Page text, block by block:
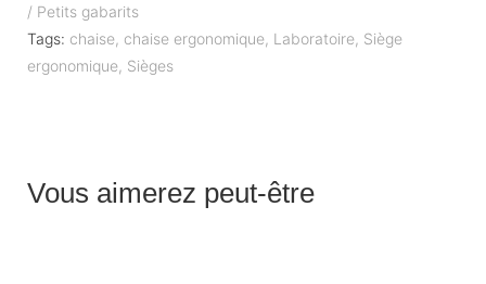
/ Petits gabarits
Tags: chaise, chaise ergonomique, Laboratoire, Siège
ergonomique, Sièges
Vous aimerez peut-être